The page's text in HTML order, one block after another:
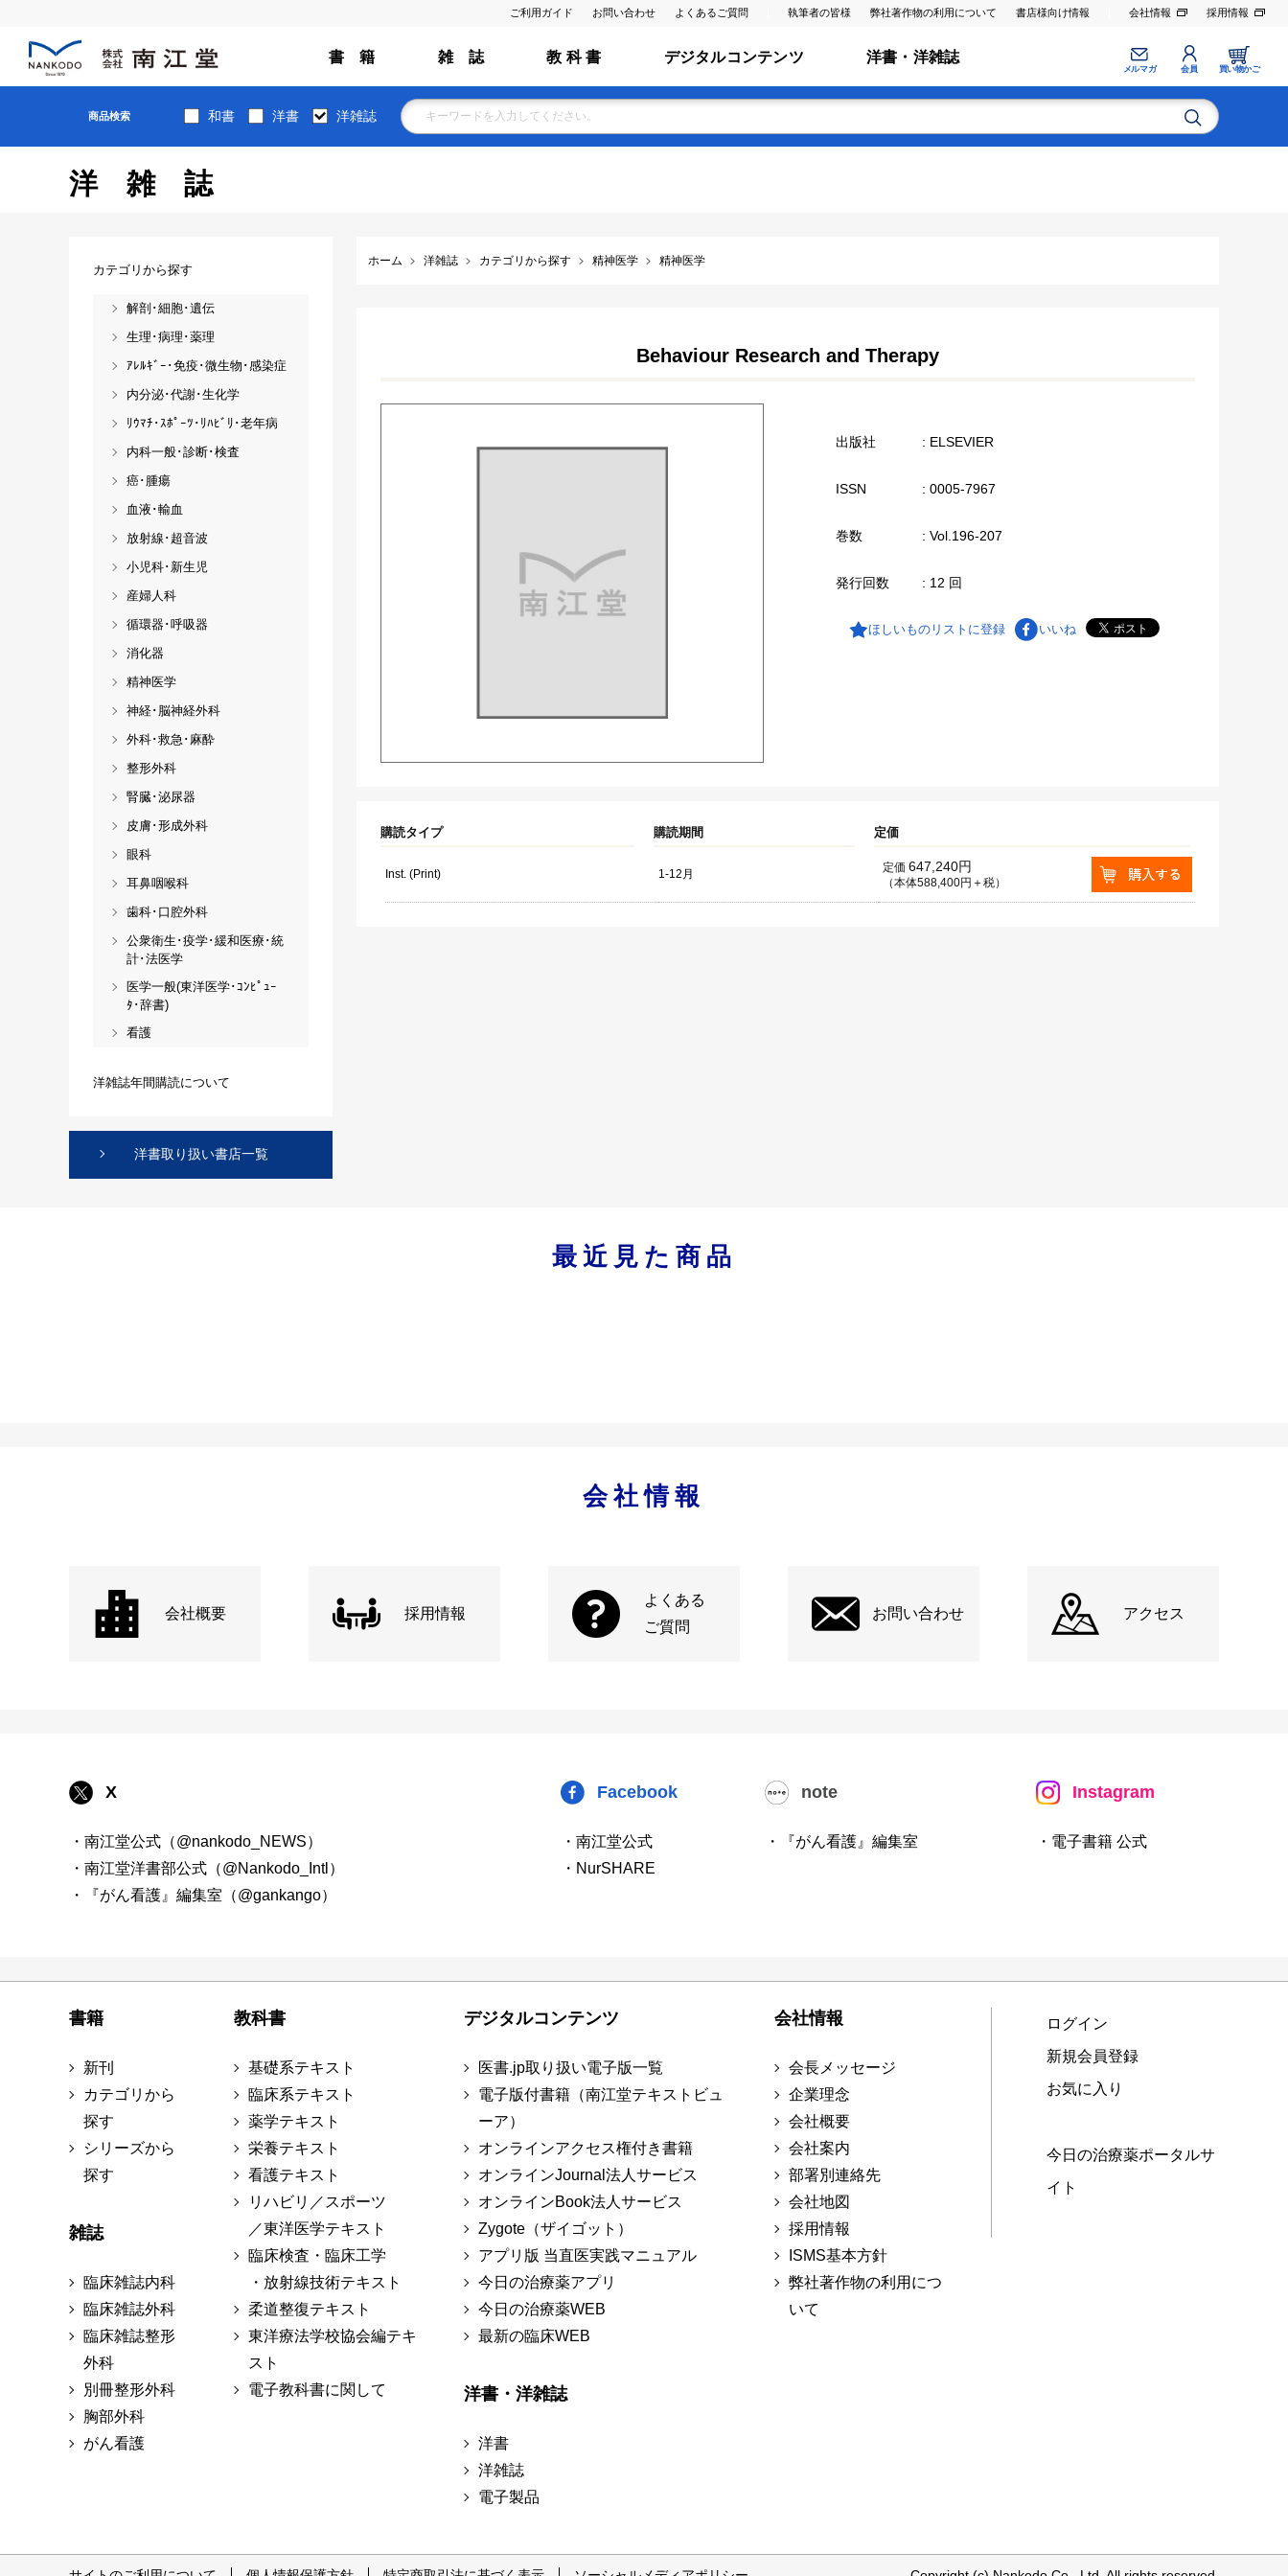
ご利用ガイド お問い合わせ よくあるご質問 執筆者の皆様 弊社著作物の利用について 書店様向け情報 会社情報 採用情報
書 籍 雑 誌 教 科 書 デジタルコンテンツ 洋書・洋雑誌
メルマガ 会員 買い物かご
商品検索 和書 洋書 洋雑誌
洋雑誌
ホーム 洋雑誌 カテゴリから探す 精神医学 精神医学
Behaviour Research and Therapy
出版社 : ELSEVIER
ISSN : 0005-7967
巻数 : Vol.196-207
発行回数 : 12 回
ほしいものリストに登録 いいね
購読タイプ 購読期間 定価
Inst. (Print) 1-12月 定価 647,240円
（本体588,400円＋税）
カテゴリから探す
解剖･細胞･遺伝
生理･病理･薬理
ｱﾚﾙｷﾞｰ･免疫･微生物･感染症
内分泌･代謝･生化学
ﾘｳﾏﾁ･ｽﾎﾟｰﾂ･ﾘﾊﾋﾞﾘ･老年病
内科一般･診断･検査
癌･腫瘍
血液･輸血
放射線･超音波
小児科･新生児
産婦人科
循環器･呼吸器
消化器
精神医学
神経･脳神経外科
外科･救急･麻酔
整形外科
腎臓･泌尿器
皮膚･形成外科
眼科
耳鼻咽喉科
歯科･口腔外科
公衆衛生･疫学･緩和医療･統
計･法医学
医学一般(東洋医学･ｺﾝﾋﾟｭｰ
ﾀ･辞書)
看護
洋雑誌年間購読について
洋書取り扱い書店一覧
最近見た商品
会社情報
会社概要 採用情報
よくある
ご質問
お問い合わせ アクセス
X
・南江堂公式（@nankodo_NEWS）
・南江堂洋書部公式（@Nankodo_Intl）
・『がん看護』編集室（@gankango）
Facebook
・南江堂公式
・NurSHARE
note
・『がん看護』編集室
Instagram
・電子書籍 公式
書籍
新刊
カテゴリから
探す
シリーズから
探す
雑誌
臨床雑誌内科
臨床雑誌外科
臨床雑誌整形
外科
別冊整形外科
胸部外科
がん看護
教科書
基礎系テキスト
臨床系テキスト
薬学テキスト
栄養テキスト
看護テキスト
リハビリ／スポーツ
／東洋医学テキスト
臨床検査・臨床工学
・放射線技術テキスト
柔道整復テキスト
東洋療法学校協会編テキ
スト
電子教科書に関して
デジタルコンテンツ
医書.jp取り扱い電子版一覧
電子版付書籍（南江堂テキストビュ
ーア）
オンラインアクセス権付き書籍
オンラインJournal法人サービス
オンラインBook法人サービス
Zygote（ザイゴット）
アプリ版 当直医実践マニュアル
今日の治療薬アプリ
今日の治療薬WEB
最新の臨床WEB
洋書・洋雑誌
洋書
洋雑誌
電子製品
会社情報
会長メッセージ
企業理念
会社概要
会社案内
部署別連絡先
会社地図
採用情報
ISMS基本方針
弊社著作物の利用につ
いて
ログイン
新規会員登録
お気に入り
今日の治療薬ポータルサ
イト